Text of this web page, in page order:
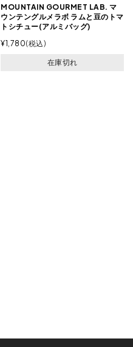
MOUNTAIN GOURMET LAB. マ
ウンテングルメラボ ラムと豆のトマ
トシチュー(アルミバッグ)
¥1,780 税込
在庫切れ